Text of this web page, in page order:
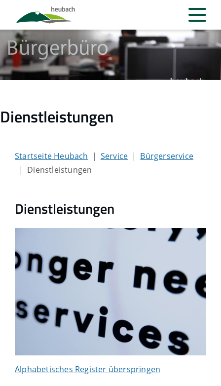
Dienstleistungen
Startseite Heubach Service
Bürgerservice
Dienstleistungen
Dienstleistungen
Alphabetisches Register überspringen